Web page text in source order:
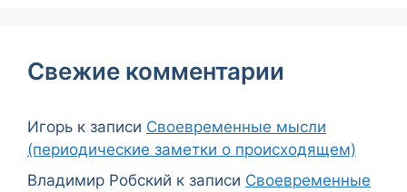
Свежие комментарии
Игорь к записи Своевременные мысли
(периодические заметки о происходящем)
Владимир Робский к записи Своевременные